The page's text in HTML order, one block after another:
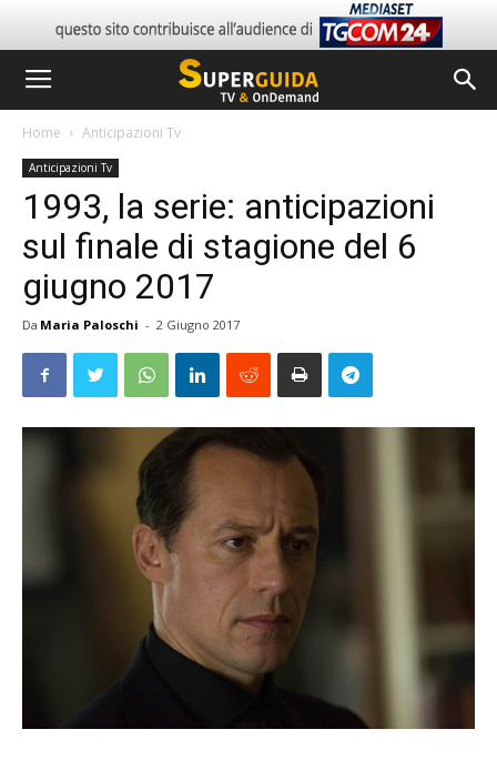
Home Anticipazioni Tv
Anticipazioni Tv
1993, la serie: anticipazioni
sul finale di stagione del 6
giugno 2017
Da Maria Paloschi - 2 Giugno 2017